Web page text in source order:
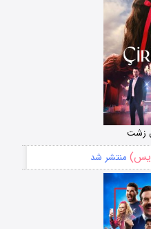
زشت
منتشر شد